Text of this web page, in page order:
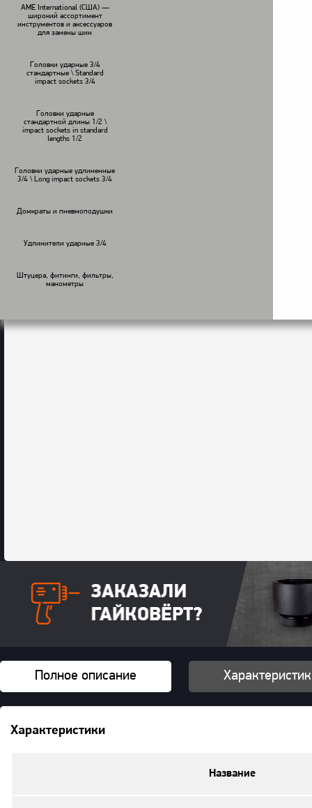
AME International (США) —
широкий ассортимент
инструментов и аксессуаров
для замены шин
Головки ударные 3/4
стандартные \ Standard
impact sockets 3/4
Головки ударные
стандартной длины 1/2 \
impact sockets in standard
lengths 1/2
Головки ударные удлиненные
3/4 \ Long impact sockets 3/4
Домкраты и пневмоподушки
Удлинители ударные 3/4
Штуцера, фитинги, фильтры,
манометры
В наличии
Полное описание
Характеристики
Название